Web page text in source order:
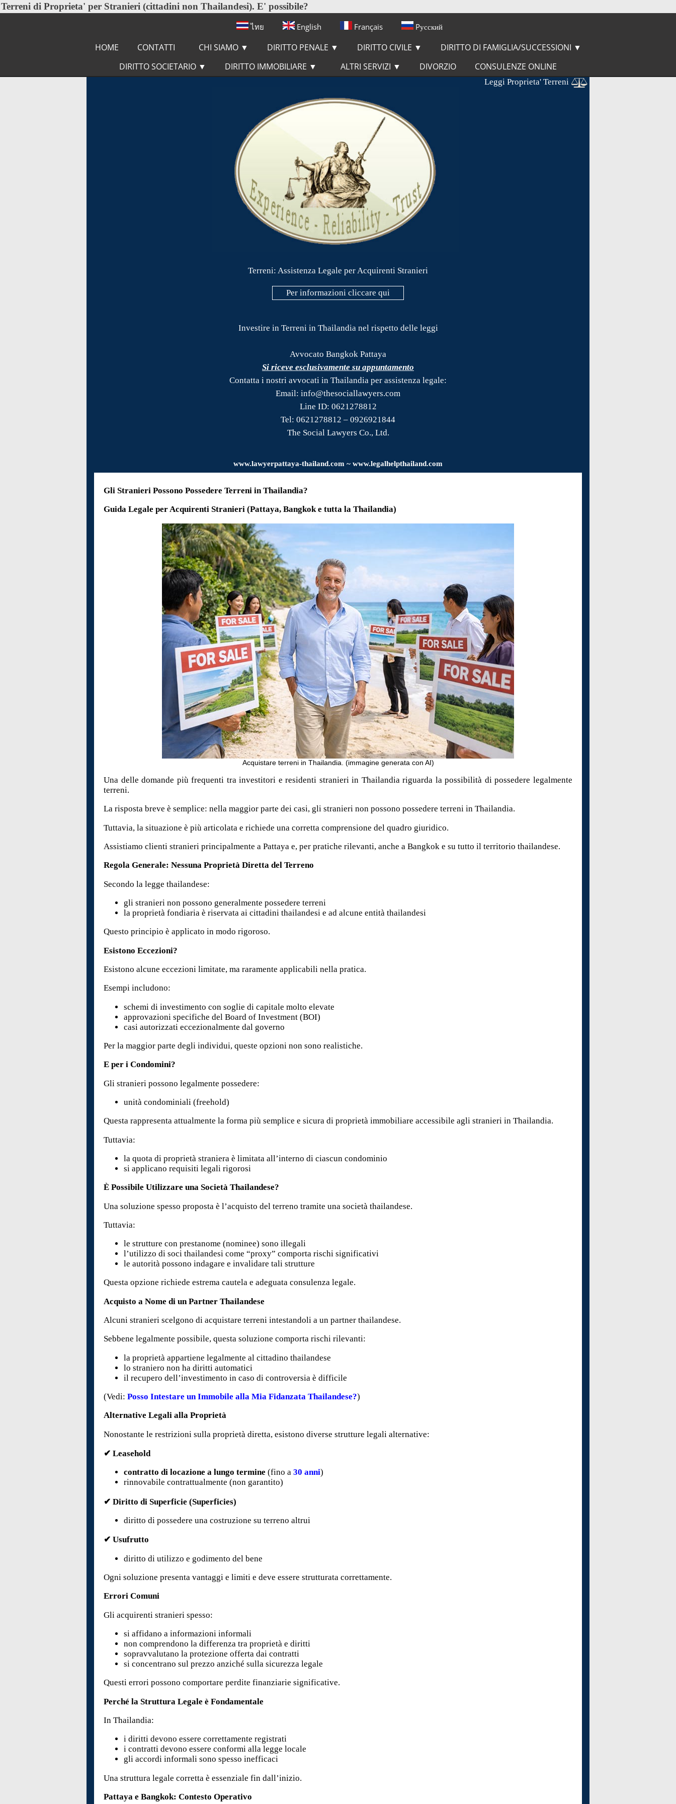
Terreni di Proprieta' per Stranieri (cittadini non Thailandesi). E' possibile?
ไทย English Français Pусский
HOME CONTATTI CHI SIAMO ▼ DIRITTO PENALE ▼ DIRITTO CIVILE ▼ DIRITTO DI FAMIGLIA/SUCCESSIONI ▼
DIRITTO SOCIETARIO ▼ DIRITTO IMMOBILIARE ▼ ALTRI SERVIZI ▼ DIVORZIO CONSULENZE ONLINE
Leggi Proprieta' Terreni
Terreni: Assistenza Legale per Acquirenti Stranieri
Per informazioni cliccare qui
Investire in Terreni in Thailandia nel rispetto delle leggi
Avvocato Bangkok Pattaya
Si riceve esclusivamente su appuntamento
Contatta i nostri avvocati in Thailandia per assistenza legale:
Email: info@thesociallawyers.com
Line ID: 0621278812
Tel: 0621278812 – 0926921844
The Social Lawyers Co., Ltd.
www.lawyerpattaya-thailand.com ~ www.legalhelpthailand.com
Gli Stranieri Possono Possedere Terreni in Thailandia?
Guida Legale per Acquirenti Stranieri (Pattaya, Bangkok e tutta la Thailandia)
Acquistare terreni in Thailandia. (immagine generata con AI)
Una delle domande più frequenti tra investitori e residenti stranieri in Thailandia riguarda la possibilità di possedere legalmente
terreni.
La risposta breve è semplice: nella maggior parte dei casi, gli stranieri non possono possedere terreni in Thailandia.
Tuttavia, la situazione è più articolata e richiede una corretta comprensione del quadro giuridico.
Assistiamo clienti stranieri principalmente a Pattaya e, per pratiche rilevanti, anche a Bangkok e su tutto il territorio thailandese.
Regola Generale: Nessuna Proprietà Diretta del Terreno
Secondo la legge thailandese:
gli stranieri non possono generalmente possedere terreni
la proprietà fondiaria è riservata ai cittadini thailandesi e ad alcune entità thailandesi
Questo principio è applicato in modo rigoroso.
Esistono Eccezioni?
Esistono alcune eccezioni limitate, ma raramente applicabili nella pratica.
Esempi includono:
schemi di investimento con soglie di capitale molto elevate
approvazioni specifiche del Board of Investment (BOI)
casi autorizzati eccezionalmente dal governo
Per la maggior parte degli individui, queste opzioni non sono realistiche.
E per i Condomini?
Gli stranieri possono legalmente possedere:
unità condominiali (freehold)
Questa rappresenta attualmente la forma più semplice e sicura di proprietà immobiliare accessibile agli stranieri in Thailandia.
Tuttavia:
la quota di proprietà straniera è limitata all’interno di ciascun condominio
si applicano requisiti legali rigorosi
È Possibile Utilizzare una Società Thailandese?
Una soluzione spesso proposta è l’acquisto del terreno tramite una società thailandese.
Tuttavia:
le strutture con prestanome (nominee) sono illegali
l’utilizzo di soci thailandesi come “proxy” comporta rischi significativi
le autorità possono indagare e invalidare tali strutture
Questa opzione richiede estrema cautela e adeguata consulenza legale.
Acquisto a Nome di un Partner Thailandese
Alcuni stranieri scelgono di acquistare terreni intestandoli a un partner thailandese.
Sebbene legalmente possibile, questa soluzione comporta rischi rilevanti:
la proprietà appartiene legalmente al cittadino thailandese
lo straniero non ha diritti automatici
il recupero dell’investimento in caso di controversia è difficile
(Vedi:Posso Intestare un Immobile alla Mia Fidanzata Thailandese?)
Alternative Legali alla Proprietà
Nonostante le restrizioni sulla proprietà diretta, esistono diverse strutture legali alternative:
✔ Leasehold
contratto di locazione a lungo termine (fino a30 anni)
rinnovabile contrattualmente (non garantito)
✔ Diritto di Superficie (Superficies)
diritto di possedere una costruzione su terreno altrui
✔ Usufrutto
diritto di utilizzo e godimento del bene
Ogni soluzione presenta vantaggi e limiti e deve essere strutturata correttamente.
Errori Comuni
Gli acquirenti stranieri spesso:
si affidano a informazioni informali
non comprendono la differenza tra proprietà e diritti
sopravvalutano la protezione offerta dai contratti
si concentrano sul prezzo anziché sulla sicurezza legale
Questi errori possono comportare perdite finanziarie significative.
Perché la Struttura Legale è Fondamentale
In Thailandia:
i diritti devono essere correttamente registrati
i contratti devono essere conformi alla legge locale
gli accordi informali sono spesso inefficaci
Una struttura legale corretta è essenziale fin dall’inizio.
Pattaya e Bangkok: Contesto Operativo